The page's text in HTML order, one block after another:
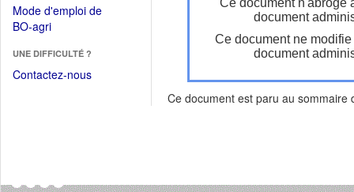
dans
une
fenêtre)
Mode d'emploi de
BO-agri(Ouvrir
une
nouvelle
UNE DIFFICULTÉ ?
Contactez-nous
Ce document n'abroge
document
Ce document ne
document
Ce document est paru au sommaire